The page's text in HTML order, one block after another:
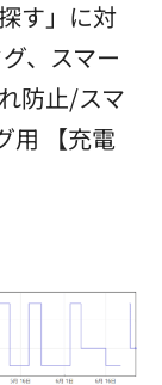
す」に対
、スマー
防止/スマ
用 【充電